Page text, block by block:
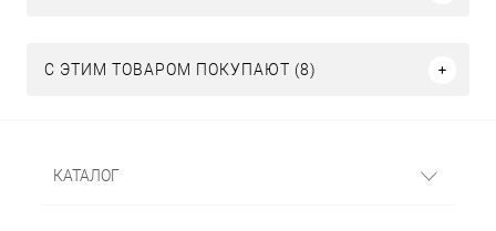
С ЭТИМ ТОВАРОМ ПОКУПАЮТ (8)
КАТАЛОГ